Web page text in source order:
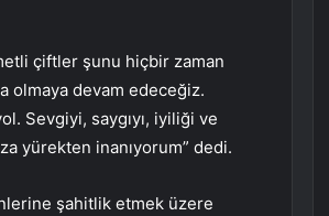
çiftler şunu hiçbir zaman
olmaya devam edeceğiz.
Sevgiyi, saygıyı, iyiliği ve
yürekten inanıyorum” dedi.
şahitlik etmek üzere